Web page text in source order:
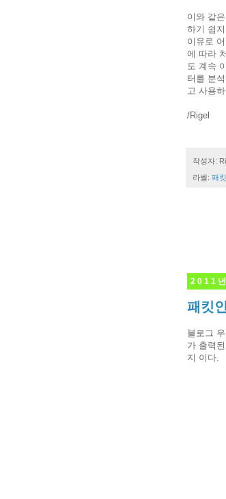
이와 같
하기 쉽
이유로
에 따라
도 계속
터를 분
고 사용
/Rigel
작성자:
라벨: 패
2011
패킷
블로그
가 출력
지 이다.